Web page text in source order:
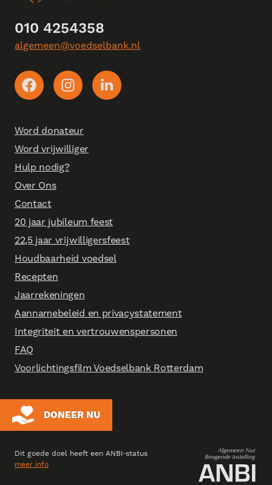
010 4254358
algemeen@voedselbank.nl
Word donateur
Word vrijwilliger
Hulp nodig?
Over Ons
Contact
20 jaar jubileum feest
22,5 jaar vrijwilligersfeest
Houdbaarheid voedsel
Recepten
Jaarrekeningen
Aannamebeleid en privacystatement
Integriteit en vertrouwenspersonen
FAQ
Voorlichtingsfilm Voedselbank Rotterdam
DONEER NU
Dit goede doel heeft een ANBI‑status
meer info